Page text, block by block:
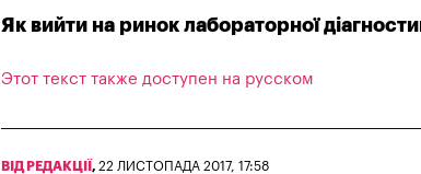
Як вийти на ринок лабораторної
Этот текст также доступен на русском
ВІД РЕДАКЦІЇ , 22 ЛИСТОПАДА 2017, 17:58